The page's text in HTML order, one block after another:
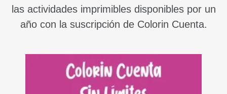
las actividades imprimibles disponibles por un
año con la suscripción de Colorin Cuenta.